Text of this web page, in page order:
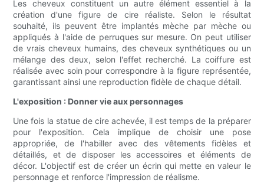
Les cheveux constituent un autre élément essentiel à la
création d'une figure de cire réaliste. Selon le résultat
souhaité, ils peuvent être implantés mèche par mèche ou
appliqués à l'aide de perruques sur mesure. On peut utiliser
de vrais cheveux humains, des cheveux synthétiques ou un
mélange des deux, selon l'effet recherché. La coiffure est
réalisée avec soin pour correspondre à la figure représentée,
garantissant ainsi une reproduction fidèle de chaque détail.
L'exposition : Donner vie aux personnages
Une fois la statue de cire achevée, il est temps de la préparer
pour l'exposition. Cela implique de choisir une pose
appropriée, de l'habiller avec des vêtements fidèles et
détaillés, et de disposer les accessoires et éléments de
décor. L'objectif est de créer un écrin qui mette en valeur le
personnage et renforce l'impression de réalisme.